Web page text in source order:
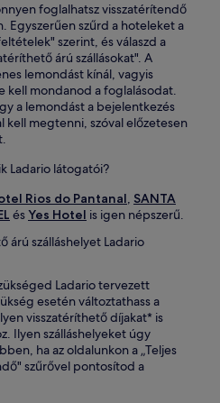
foglalhatsz visszatérítendő
Egyszerűen szűrd a hoteleket a
szerint, és válaszd a
árú szállásokat". A
lemondást kínál, vagyis
kell mondanod a foglalásodat.
a lemondást a bejelentkezés
megtenni, szóval előzetesen
Ladario látogatói?
Rios do Pantanal, SANTA
ésYes Hotel is igen népszerű.
árú szálláshelyet Ladario
Ladario tervezett
esetén változtathass a
visszatéríthető díjakat* is
Ilyen szálláshelyeket úgy
ha az oldalunkon a „Teljes
szűrővel pontosítod a